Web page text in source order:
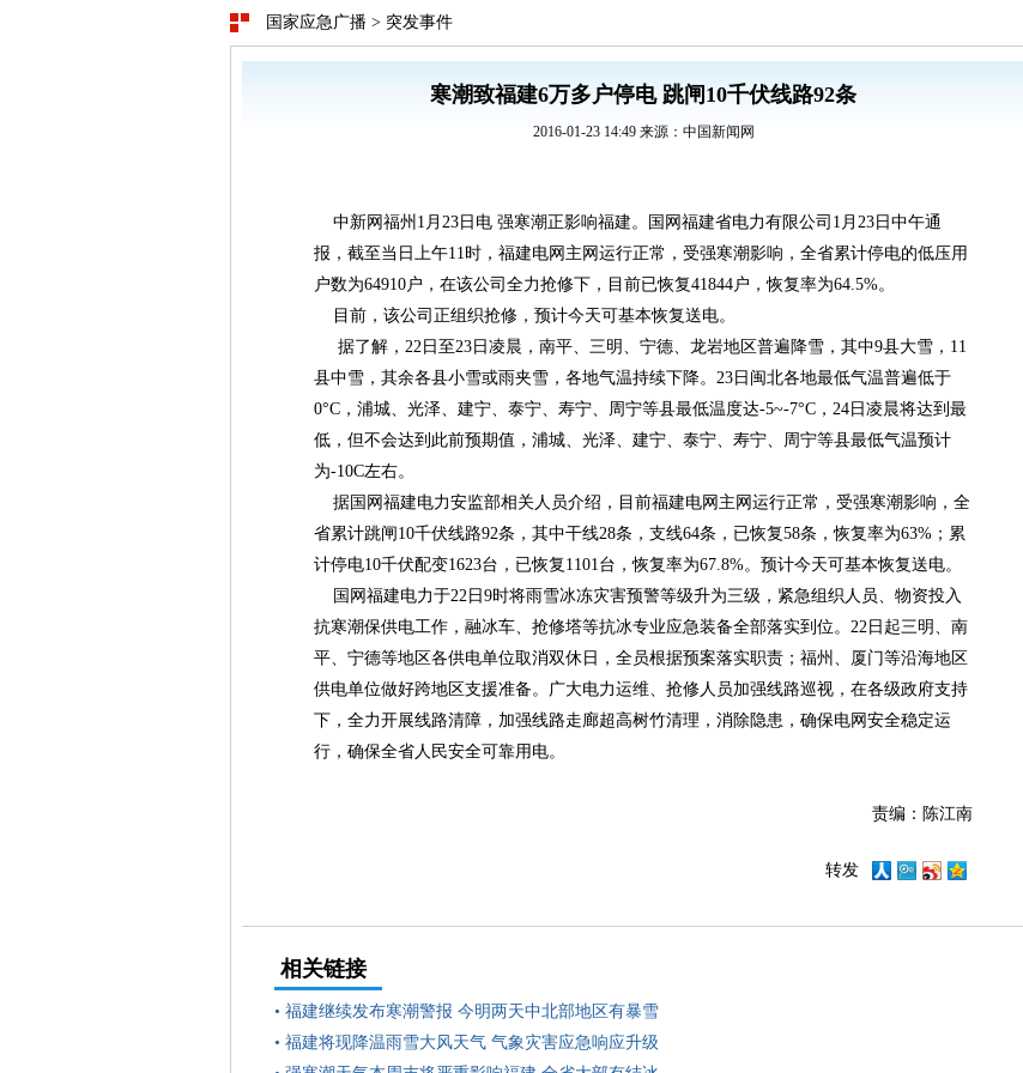
国家应急广播 > 突发事件
寒潮致福建6万多户停电 跳闸10千伏线路92条
2016-01-23 14:49 来源：中国新闻网
中新网福州1月23日电 强寒潮正影响福建。国网福建省电力有限公司1月23日中午通
报，截至当日上午11时，福建电网主网运行正常，受强寒潮影响，全省累计停电的低压用
户数为64910户，在该公司全力抢修下，目前已恢复41844户，恢复率为64.5%。
目前，该公司正组织抢修，预计今天可基本恢复送电。
据了解，22日至23日凌晨，南平、三明、宁德、龙岩地区普遍降雪，其中9县大雪，11
县中雪，其余各县小雪或雨夹雪，各地气温持续下降。23日闽北各地最低气温普遍低于
0°C，浦城、光泽、建宁、泰宁、寿宁、周宁等县最低温度达-5~-7°C，24日凌晨将达到最
低，但不会达到此前预期值，浦城、光泽、建宁、泰宁、寿宁、周宁等县最低气温预计
为-10C左右。
据国网福建电力安监部相关人员介绍，目前福建电网主网运行正常，受强寒潮影响，全
省累计跳闸10千伏线路92条，其中干线28条，支线64条，已恢复58条，恢复率为63%；累
计停电10千伏配变1623台，已恢复1101台，恢复率为67.8%。预计今天可基本恢复送电。
国网福建电力于22日9时将雨雪冰冻灾害预警等级升为三级，紧急组织人员、物资投入
抗寒潮保供电工作，融冰车、抢修塔等抗冰专业应急装备全部落实到位。22日起三明、南
平、宁德等地区各供电单位取消双休日，全员根据预案落实职责；福州、厦门等沿海地区
供电单位做好跨地区支援准备。广大电力运维、抢修人员加强线路巡视，在各级政府支持
下，全力开展线路清障，加强线路走廊超高树竹清理，消除隐患，确保电网安全稳定运
行，确保全省人民安全可靠用电。
责编：陈江南
转发
相关链接
• 福建继续发布寒潮警报 今明两天中北部地区有暴雪
• 福建将现降温雨雪大风天气 气象灾害应急响应升级